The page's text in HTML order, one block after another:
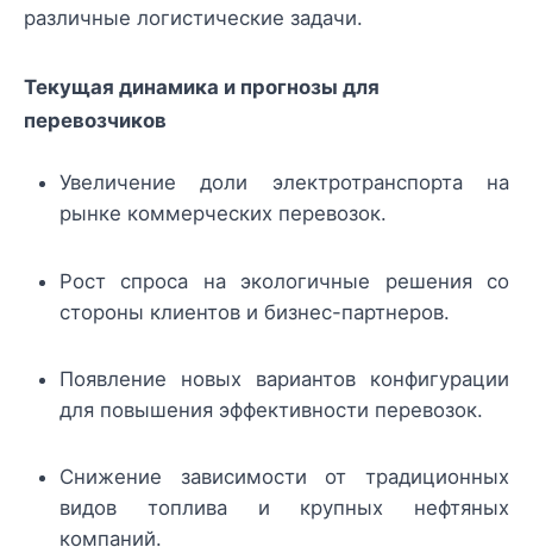
различные логистические задачи.
Текущая динамика и прогнозы для
перевозчиков
Увеличение доли электротранспорта на
рынке коммерческих перевозок.
Рост спроса на экологичные решения со
стороны клиентов и бизнес-партнеров.
Появление новых вариантов конфигурации
для повышения эффективности перевозок.
Снижение зависимости от традиционных
видов топлива и крупных нефтяных
компаний.